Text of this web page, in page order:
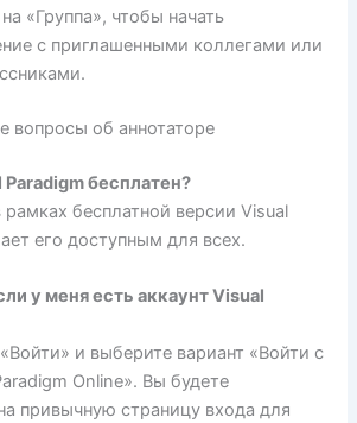
«Группа», чтобы начать
с приглашенными коллегами или
вопросы об аннотаторе
бесплатен?
бесплатной версии Visual
его доступным для всех.
у меня есть аккаунт Visual
и выберите вариант «Войти с
Online». Вы будете
привычную страницу входа для